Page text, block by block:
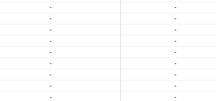
- -
- -
- -
- -
- -
- -
- -
- -
- -